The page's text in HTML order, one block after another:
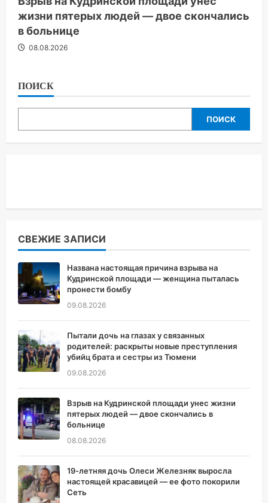
жизни пятерых людей — двое скончались
в больнице
08.08.2026
ПОИСК
ПОИСК
СВЕЖИЕ ЗАПИСИ
Названа настоящая причина взрыва на
Кудринской площади — женщина пыталась
пронести бомбу
09.08.2026
Пытали дочь на глазах у связанных
родителей: раскрыты новые преступления
убийц брата и сестры из Тюмени
09.08.2026
Взрыв на Кудринской площади унес жизни
пятерых людей — двое скончались в
больнице
08.08.2026
19-летняя дочь Олеси Железняк выросла
настоящей красавицей — ее фото покорили
Сеть